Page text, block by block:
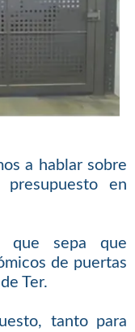
a hablar sobre
en
que sepa que
de puertas
Ter.
tanto para